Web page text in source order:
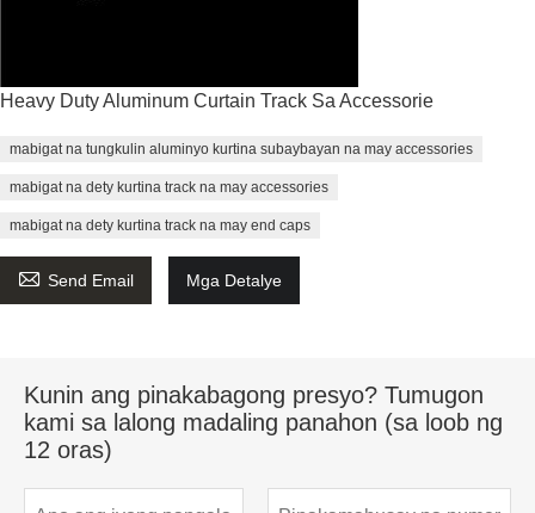
Heavy Duty Aluminum Curtain Track Sa Accessorie
mabigat na tungkulin aluminyo kurtina subaybayan na may accessories
mabigat na dety kurtina track na may accessories
mabigat na dety kurtina track na may end caps
 Send Email Mga Detalye
Kunin ang pinakabagong presyo? Tumugon
kami sa lalong madaling panahon (sa loob ng
12 oras)